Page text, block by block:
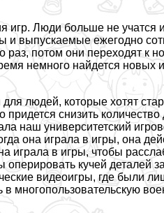
игр. Люди больше не учатся
и выпускаемые ежегодно
раз, потом они переходят к
немного найдется новых
людей, которые хотят
придется снизить
наш университетский
она играла в игры, она
играла в игры, чтобы
оперировать кучей деталей
видеоигры, где были
в многопользовательскую